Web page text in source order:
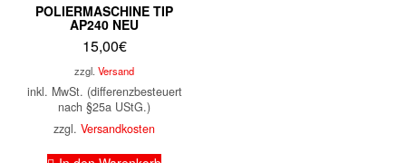
POLIERMASCHINE TIP
AP240 NEU
15,00€
zzgl.Versand
inkl. MwSt. (differenzbesteuert
nach §25a UStG.)
zzgl.Versandkosten